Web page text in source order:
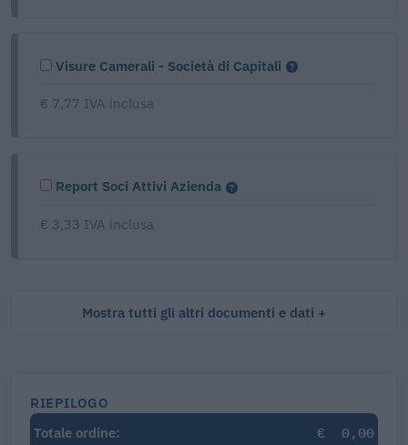
Visure Camerali - Società di Capitali
€ 7,77 IVA inclusa
Report Soci Attivi Azienda
€ 3,33 IVA inclusa
Mostra tutti gli altri documenti e dati
RIEPILOGO
Totale ordine:
€ 0,00